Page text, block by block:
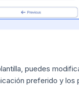
puedes
preferido y los